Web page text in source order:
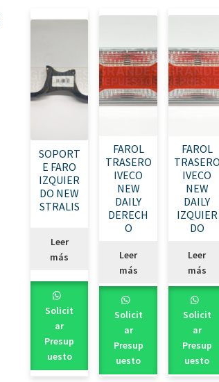
SOPORT
E FARO
IZQUIER
DO NEW
STRALIS
Leer
más
Solicit
ar
Presup
uesto
FAROL
TRASERO
IVECO
NEW
DAILY
DERECH
O
Leer
más
Solicit
ar
Presup
uesto
FAROL
IVECO
NEW
DAILY
IZQUIER
DO
Leer
más
Solicit
ar
Presup
uesto